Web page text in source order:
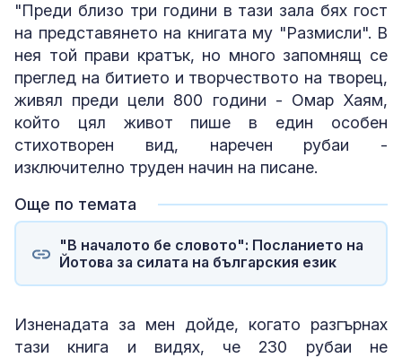
"Преди близо три години в тази зала бях гост
на представянето на книгата му "Размисли". В
нея той прави кратък, но много запомнящ се
преглед на битието и творчеството на творец,
живял преди цели 800 години - Омар Хаям,
който цял живот пише в един особен
стихотворен вид, наречен рубаи -
изключително труден начин на писане.
Още по темата
"В началото бе словото": Посланието на
Йотова за силата на българския език
Изненадата за мен дойде, когато разгърнах
тази книга и видях, че 230 рубаи не